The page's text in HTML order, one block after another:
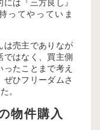
ってやっていま
は売主でありなが
ではなく、買主側
たことまで考え
ひフリーダムさ
。
物件購入